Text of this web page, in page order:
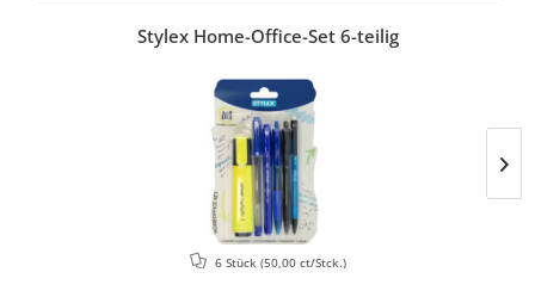
Stylex Home-Office-Set 6-teilig
6 Stück (50,00 ct/Stck.)